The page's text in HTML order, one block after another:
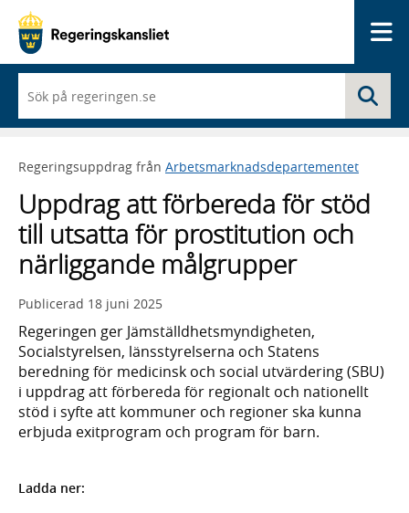
du
börjar
skriva
framträder
lista
med
sökförslag
Regeringsuppdrag från Arbetsmarknadsdepartementet
Uppdrag att förbereda för stöd
till utsatta för prostitution och
närliggande målgrupper
Publicerad 18 juni 2025
Regeringen ger Jämställdhetsmyndigheten,
Socialstyrelsen, länsstyrelserna och Statens
beredning för medicinsk och social utvärdering (SBU)
i uppdrag att förbereda för regionalt och nationellt
stöd i syfte att kommuner och regioner ska kunna
erbjuda exitprogram och program för barn.
Ladda ner: